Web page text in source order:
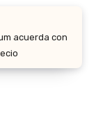
acuerda con